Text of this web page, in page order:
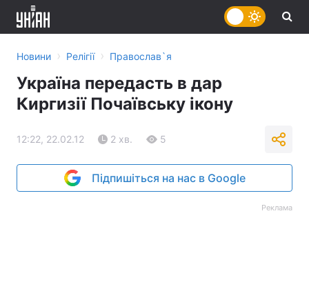
Новини › Релігії › Православ`я
Україна передасть в дар
Киргизії Почаївську ікону
12:22, 22.02.12 2 хв. 5
Підпишіться на нас в Google
Реклама